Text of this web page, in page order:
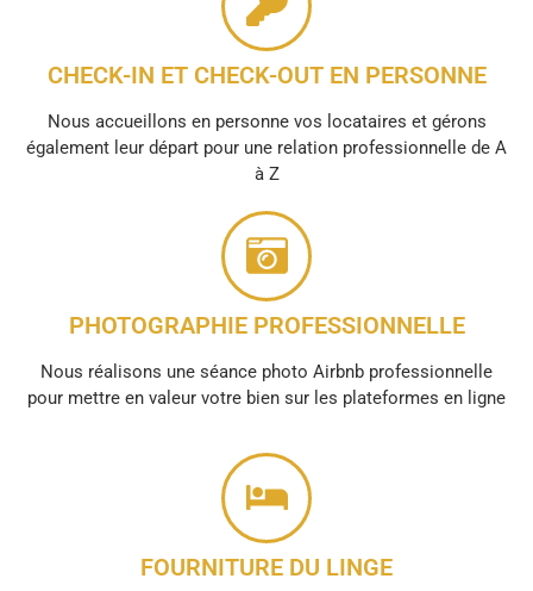
CHECK-IN ET CHECK-OUT EN PERSONNE
Nous accueillons en personne vos locataires et gérons
également leur départ pour une relation professionnelle de A
à Z
PHOTOGRAPHIE PROFESSIONNELLE
Nous réalisons une séance photo Airbnb professionnelle
pour mettre en valeur votre bien sur les plateformes en ligne
FOURNITURE DU LINGE